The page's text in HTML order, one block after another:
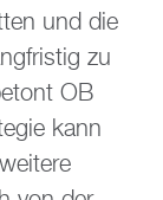
und die
zu
OB
kann